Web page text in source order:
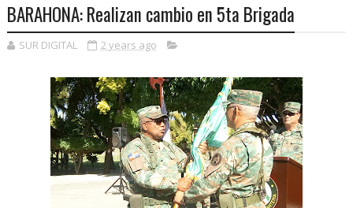
BARAHONA: Realizan cambio en 5ta Brigada
SUR DIGITAL 2 years ago